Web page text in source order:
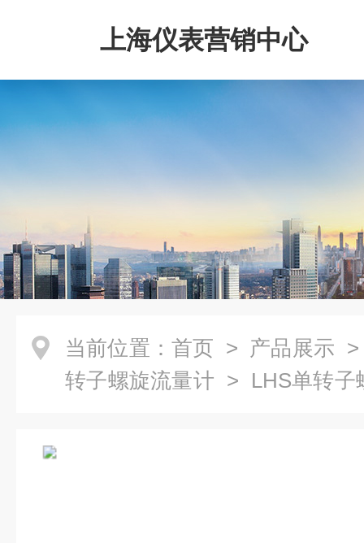
上海仪表营销中心
当前位置： 首页 > 产品展示
转子螺旋流量计 > LHS单转子